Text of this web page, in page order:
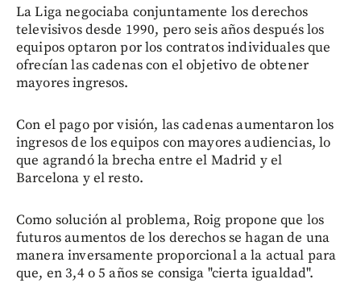
La Liga negociaba conjuntamente los derechos
televisivos desde 1990, pero seis años después los
equipos optaron por los contratos individuales que
ofrecían las cadenas con el objetivo de obtener
mayores ingresos.
Con el pago por visión, las cadenas aumentaron los
ingresos de los equipos con mayores audiencias, lo
que agrandó la brecha entre el Madrid y el
Barcelona y el resto.
Como solución al problema, Roig propone que los
futuros aumentos de los derechos se hagan de una
manera inversamente proporcional a la actual para
que, en 3,4 o 5 años se consiga "cierta igualdad".